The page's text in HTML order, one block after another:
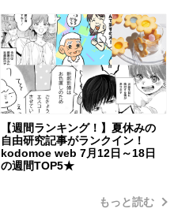
【週間ランキング！】夏休みの
自由研究記事がランクイン！
kodomoe web 7月12日～18日
の週間TOP5★
もっと読む